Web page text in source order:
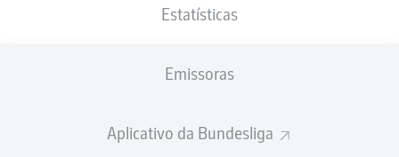
Estatísticas
Emissoras
Aplicativo da Bundesliga